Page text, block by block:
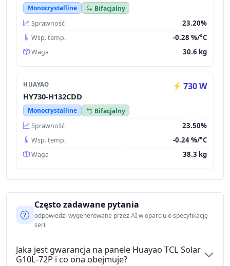
Monocrystalline
Bifacjalny
Sprawność
23.20%
Wsp. temp. -0.28 %/°C
Waga 30.6 kg
HUAYAO 730 W
HY730-H132CDD
Monocrystalline
Bifacjalny
Sprawność
23.50%
Wsp. temp. -0.24 %/°C
Waga 38.3 kg
Często zadawane pytania
odpowiedzi wygenerowane przez AI w oparciu o specyfikację
serii
Jaka jest gwarancja na panele Huayao TCL Solar
G10L-72P i co ona obejmuje?